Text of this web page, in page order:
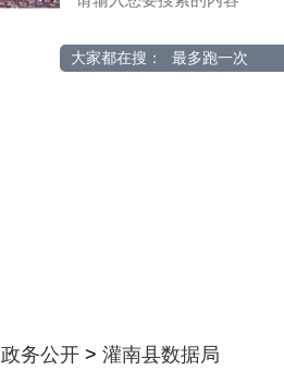
大家都在搜： 最多跑一次
政务公开 > 灌南县数据局